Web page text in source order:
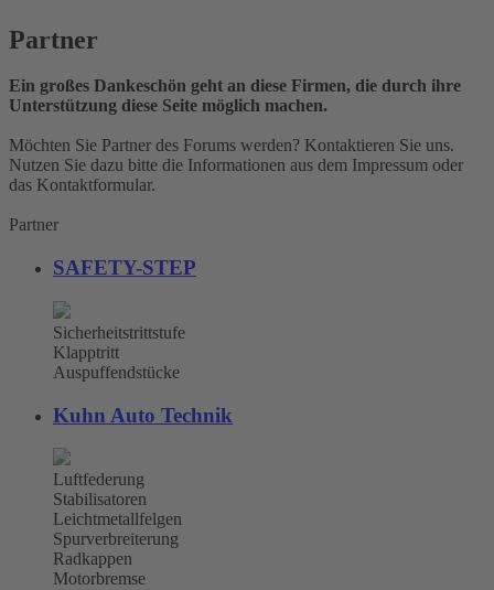
Partner
Ein großes Dankeschön geht an diese Firmen, die durch ihre
Unterstützung diese Seite möglich machen.
Möchten Sie Partner des Forums werden? Kontaktieren Sie uns.
Nutzen Sie dazu bitte die Informationen aus dem Impressum oder
das Kontaktformular.
Partner
SAFETY-STEP
Sicherheitstrittstufe
Klapptritt
Auspuffendstücke
Kuhn Auto Technik
Luftfederung
Stabilisatoren
Leichtmetallfelgen
Spurverbreiterung
Radkappen
Motorbremse